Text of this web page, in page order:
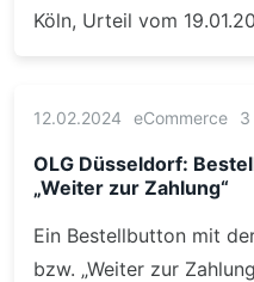
Köln, Urteil vom
12.02.2024 eCommerce 3
OLG Düsseldorf:
„Weiter zur Zahlung“
Ein Bestellbutton mit
bzw. „Weiter zur